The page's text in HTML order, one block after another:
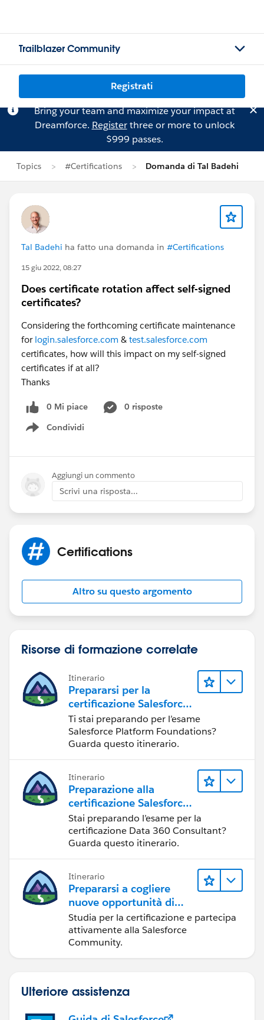
Trailblazer Community
Registrati
Bring your team and maximize your impact at
Dreamforce. Registerthree or more to unlock
$999 passes.
Topics #Certifications Domanda di Tal Badehi
Tal Badehi ha fatto una domanda in #Certifications
15 giu 2022, 08:27
Does certificate rotation affect self-signed
certificates?
Considering the forthcoming certificate maintenance
for login.salesforce.com & test.salesforce.com
certificates, how will this impact on my self-signed
certificates if at all?
Thanks
0 Mi piace
0 risposte
Condividi
Show menu
Aggiungi un commento
Scrivi una risposta...
Certifications
Altro su questo argomento
Risorse di formazione correlate
Itinerario
Prepararsi per la
certificazione Salesforce
Platform Foundations
Certification
Ti stai preparando per l’esame
Salesforce Platform Foundations?
Guarda questo itinerario.
Itinerario
Preparazione alla
certificazione Salesforce
Data 360 Consultant
Stai preparando l’esame per la
certificazione Data 360 Consultant?
Guarda questo itinerario.
Itinerario
Prepararsi a cogliere
nuove opportunità di
sviluppo nell'ecosistema
Salesforce
Studia per la certificazione e partecipa
attivamente alla Salesforce
Community.
Ulteriore assistenza